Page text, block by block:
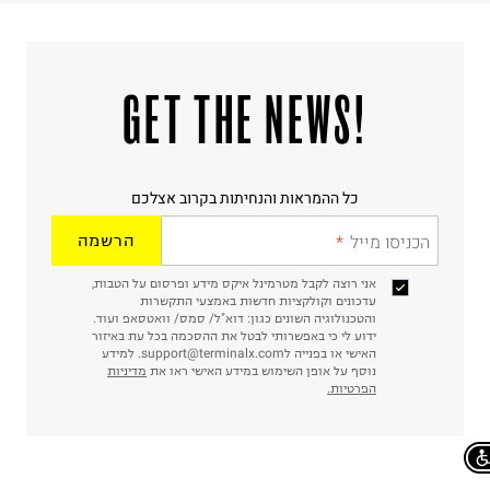
!GET THE NEWS
כל ההמראות והנחיתות בקרוב אצלכם
הכניסו מייל הרשמה
אני רוצה לקבל מטרמינל איקס מידע ופרסום על הטבות,
עדכונים וקולקציות חדשות באמצעי התקשרות
והטכנולוגיה השונים כגון: דוא"ל/ סמס/ וואטסאפ ועוד.
ידוע לי כי באפשרותי לבטל את ההסכמה בכל עת באיזור
האישי או בפנייה לsupport@terminalx.com. למידע
נוסף על אופן השימוש במידע האישי ראו את מדיניות
הפרטיות.